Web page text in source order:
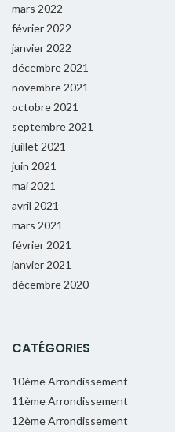
mars 2022
février 2022
janvier 2022
décembre 2021
novembre 2021
octobre 2021
septembre 2021
juillet 2021
juin 2021
mai 2021
avril 2021
mars 2021
février 2021
janvier 2021
décembre 2020
CATÉGORIES
10ème Arrondissement
11ème Arrondissement
12ème Arrondissement